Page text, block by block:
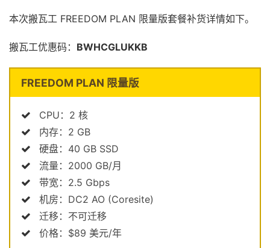
本次搬瓦工 FREEDOM PLAN 限量版套餐补货详情如下。
搬瓦工优惠码： BWHCGLUKKB
FREEDOM PLAN 限量版
CPU：2 核
内存：2 GB
硬盘：40 GB SSD
流量：2000 GB/月
带宽：2.5 Gbps
机房：DC2 AO (Coresite)
迁移：不可迁移
价格：$89 美元/年